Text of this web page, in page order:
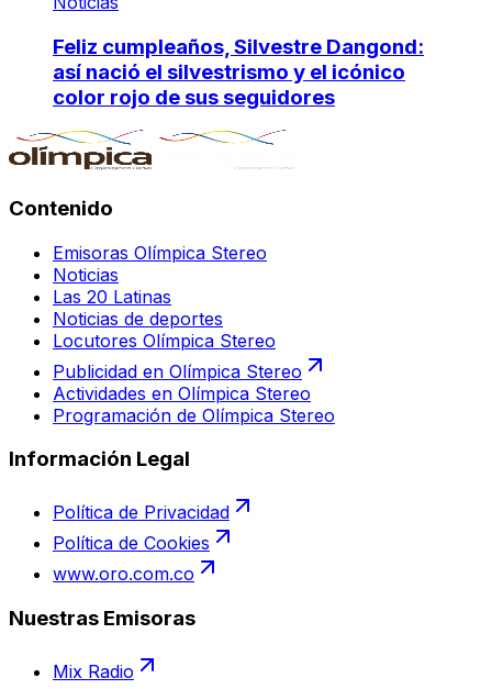
Feliz cumpleaños, Silvestre Dangond:
así nació el silvestrismo y el icónico
color rojo de sus seguidores
Contenido
Emisoras Olímpica Stereo
Noticias
Las 20 Latinas
Noticias de deportes
Locutores Olímpica Stereo
Publicidad en Olímpica Stereo
Actividades en Olímpica Stereo
Programación de Olímpica Stereo
Información Legal
Política de Privacidad
Política de Cookies
www.oro.com.co
Nuestras Emisoras
Mix Radio